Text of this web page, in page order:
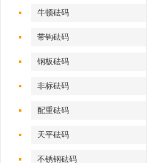
牛顿砝码
带钩砝码
钢板砝码
非标砝码
配重砝码
天平砝码
不锈钢砝码